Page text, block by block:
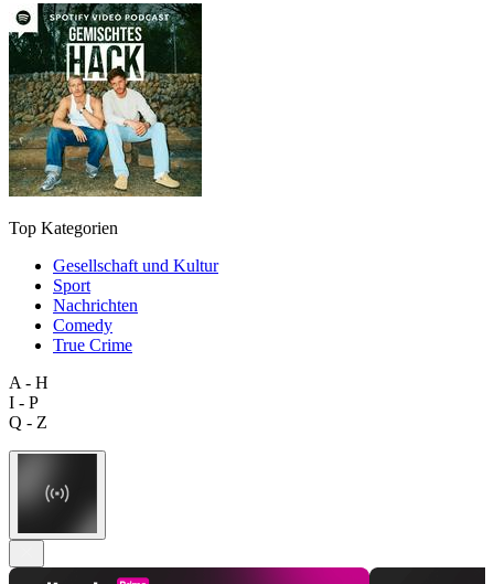
Top Kategorien
Gesellschaft und Kultur
Sport
Nachrichten
Comedy
True Crime
A - H
I - P
Q - Z